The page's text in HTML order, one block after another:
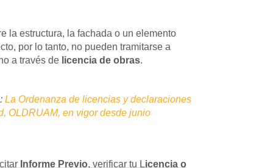
la estructura, la fachada o un elemento
por lo tanto, no pueden tramitarse a
a través de licencia de obras.
La Ordenanza de licencias y declaraciones
OLDRUAM, en vigor desde junio
Informe Previo, verificar tu Licencia o